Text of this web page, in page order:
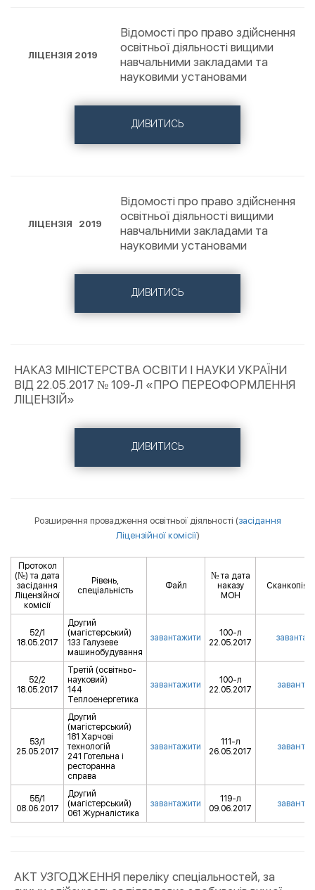
ЛІЦЕНЗІЯ 2019
Відомості про право здійснення
освітньої діяльності вищими
навчальними закладами та
науковими установами
ДИВИТИСЬ
ЛІЦЕНЗІЯ 2019
Відомості про право здійснення
освітньої діяльності вищими
навчальними закладами та
науковими установами
ДИВИТИСЬ
НАКАЗ МІНІСТЕРСТВА ОСВІТИ І НАУКИ УКРАЇНИ
ВІД 22.05.2017 № 109-Л «ПРО ПЕРЕОФОРМЛЕННЯ
ЛІЦЕНЗІЙ»
ДИВИТИСЬ
Розширення провадження освітньої діяльності (засідання
Ліцензійної комісії)
Протокол
(№) та дата
засідання
Ліцензійної
комісії
Рівень,
спеціальність
Файл
№ та дата
наказу
МОН
Сканкопія
52/1
18.05.2017
Другий
(магістерський)
133 Галузеве
машинобудування
завантажити
100-л
22.05.2017
52/2
18.05.2017
Третій (освітньо-
науковий)
144
Теплоенергетика
завантажити
100-л
22.05.2017
53/1
25.05.2017
Другий
(магістерський)
181 Харчові
технологій
241 Готельна і
ресторанна
справа
завантажити
111-л
26.05.2017
55/1
08.06.2017
Другий
(магістерський)
061 Журналістика
завантажити
119-л
09.06.2017
АКТ УЗГОДЖЕННЯ переліку спеціальностей, за